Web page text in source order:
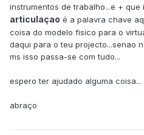
instrumentos de trabalho...e + que
articulaçao é a palavra chave
coisa do modelo fisico para o
daqui para o teu projecto...senao
ms isso passa-se com tudo...
espero ter ajudado alguma coisa...
abraço